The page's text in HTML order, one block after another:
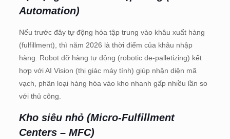
Automation)
Nếu trước đây tự động hóa tập trung vào khâu xuất hàng
(fulfillment), thì năm 2026 là thời điểm của khâu nhập
hàng. Robot dỡ hàng tự động (robotic de-palletizing) kết
hợp với AI Vision (thị giác máy tính) giúp nhận diện mã
vạch, phân loại hàng hóa vào kho nhanh gấp nhiều lần so
với thủ công.
Kho siêu nhỏ (Micro-Fulfillment
Centers – MFC)